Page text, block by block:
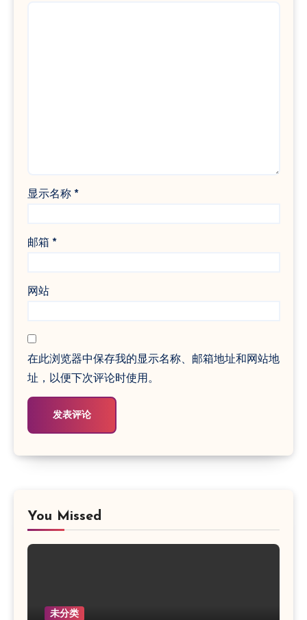
显示名称 *
邮箱 *
网站
在此浏览器中保存我的显示名称、邮箱地址和网站地
址，以便下次评论时使用。
You Missed
未分类